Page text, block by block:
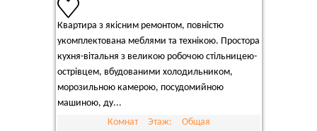
Квартира з якісним ремонтом, повністю
укомплектована меблями та технікою. Простора
кухня-вітальня з великою робочою стільницею-
острівцем, вбудованими холодильником,
морозильною камерою, посудомийною
машиною, ду...
Комнат
Этаж:
Общая